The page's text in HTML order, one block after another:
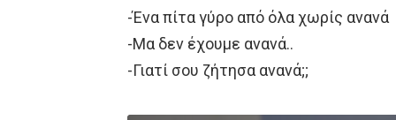
-Ένα πίτα γύρο από όλα χωρίς ανανά
-Μα δεν έχουμε ανανά..
-Γιατί σου ζήτησα ανανά;;